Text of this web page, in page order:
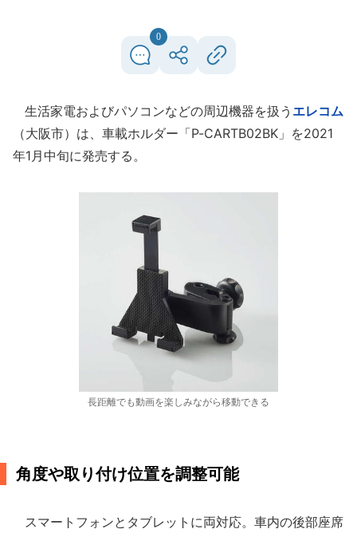
0
生活家電およびパソコンなどの周辺機器を扱う エレコム
（大阪市）は、車載ホルダー「P-CARTB02BK」を2021
年1月中旬に発売する。
長距離でも動画を楽しみながら移動できる
角度や取り付け位置を調整可能
スマートフォンとタブレットに両対応。車内の後部座席